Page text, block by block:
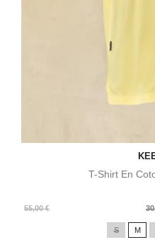
T-Shirt En
55,00 €
Prix
Prix
S M